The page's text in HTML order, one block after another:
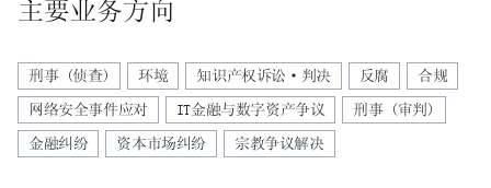
主要业务方向
刑事 (侦查) 环境 知识产权诉讼·判决 反腐 合规
网络安全事件应对 IT金融与数字资产争议 刑事 (审判)
金融纠纷 资本市场纠纷 宗教争议解决